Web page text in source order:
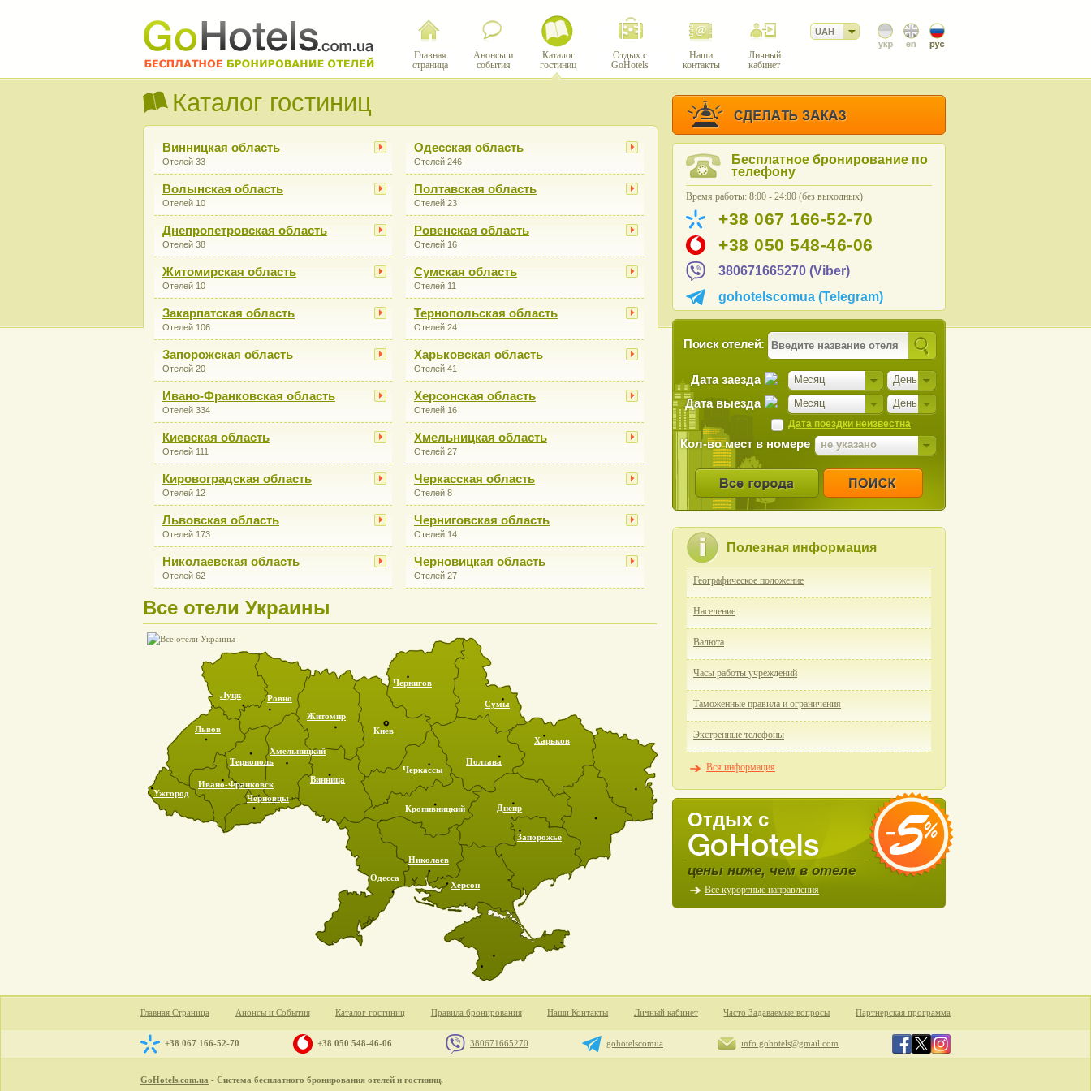
Главная
страница
Анонсы и
события
Каталог
гостиниц
Отдых с
GoHotels
Наши
контакты
Личный
кабинет
UAH
Каталог гостиниц
Винницкая область
Отелей 33
Волынская область
Отелей 10
Днепропетровская область
Отелей 38
Житомирская область
Отелей 10
Закарпатская область
Отелей 106
Запорожская область
Отелей 20
Ивано-Франковская область
Отелей 334
Киевская область
Отелей 111
Кировоградская область
Отелей 12
Львовская область
Отелей 173
Николаевская область
Отелей 62
Одесская область
Отелей 246
Полтавская область
Отелей 23
Ровенская область
Отелей 16
Сумская область
Отелей 11
Тернопольская область
Отелей 24
Харьковская область
Отелей 41
Херсонская область
Отелей 16
Хмельницкая область
Отелей 27
Черкасская область
Отелей 8
Черниговская область
Отелей 14
Черновицкая область
Отелей 27
Все отели Украины
Сумы
Харьков
Запорожье
Винница
Львов
Луцк
Ужгород
Ивано-Франковск
Ровно
Тернополь
Черновцы
Хмельницкий
Житомир
Киев
Чернигов
Полтава
Днепр
Черкассы
Кропивницкий
Херсон
Николаев
Одесса
Бесплатное бронирование по
телефону
Время работы: 8:00 - 24:00 (без выходных)
+38 067 166-52-70
+38 050 548-46-06
380671665270 (Viber)
gohotelscomua (Telegram)
Поиск отелей:
Месяц День
Дата заезда
Месяц День
Дата выезда
Дата поездки неизвестна
Кол-во мест в номере не указано
Полезная информация
Географическое положение
Население
Валюта
Часы работы учреждений
Таможенные правила и ограничения
Экстренные телефоны
Вся информация
Отдых с
цены ниже, чем в отеле
Все курортные направления
Главная Страница Анонсы и События Каталог гостиниц Правила бронирования Наши Контакты Личный кабинет Часто Задаваемые вопросы Партнерская программа
+38 067 166-52-70 +38 050 548-46-06 380671665270 gohotelscomua info.gohotels@gmail.com
GoHotels.com.ua - Система бесплатного бронирования отелей и гостиниц.